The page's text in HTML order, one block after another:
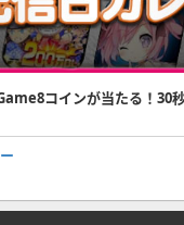
コインが当たる！30